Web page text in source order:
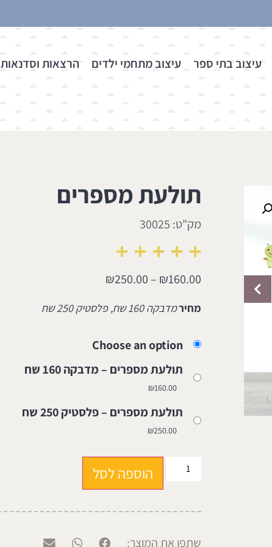
עיצוב בתי ספר עיצוב מתחמי ילדים הרצאות וסדנאות
תולעת מספרים
מק"ט: 30025
₪160.00
–
₪250.00
מחירמדבקה 160 שח, פלסטיק 250 שח
Choose an option
תולעת מספרים – מדבקה 160 שח
₪160.00
תולעת מספרים – פלסטיק 250 שח
₪250.00
הוספה לסל
שתפו את המוצר: